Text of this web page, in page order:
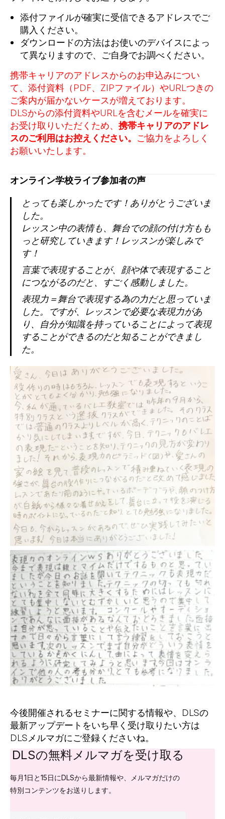
添付ファイルが確実に受信できるアドレスでご
購入ください。
ダウンロードの方法はお使いのデバイスによっ
て異なりますので、ご自身でお調べください。
携帯キャリアのアドレスからのお申込みについ
て、添付資料（PDF、ZIPファイル）やURLつきの
ご案内が届かないケースが増えております。
DLSからの添付資料やURLを含むメールを確実に
お受け取りいただくため、 携帯キャリアのアドレ
スのご利用はお控えください。 ご協力をよろしく
お願いいたします。
オンライン学校ライブ参加者の声
とっても楽しかったです！ありがとうございま
した。
レッスン中の表情も、舞台での顔の付け方もも
っと研究していきます！レッスンが楽しみで
す！
言葉で表現することが、顔や体で表現すること
につながるのだと、すごく感動しました。
表現力＝舞台で表現する為の力だと思っていま
した。ですが、レッスンで必要な表現力があ
り、自分が知識を持っていることによって表現
することができるのだと知ることができまし
た。
今後開催されるセミナーに関する情報や、DLSの
最新アップデートをいち早く受け取りたい方は
DLSメルマガにご登録くださいね。
DLSの無料メルマガを受け取る
毎月1日と15日にDLSから最新情報や、メルマガだけの
特別コンテンツをお送りします。